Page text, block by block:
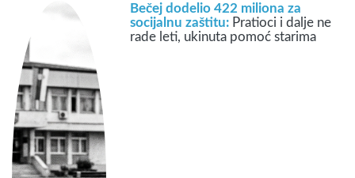
Bečej dodelio 422 miliona za
socijalnu zaštitu: Pratioci i dalje ne
rade leti, ukinuta pomoć starima